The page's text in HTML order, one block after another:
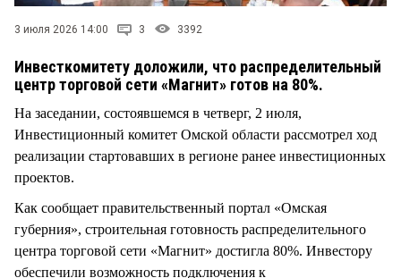
3 июля 2026 14:00 3 3392
Инвесткомитету доложили, что распределительный
центр торговой сети «Магнит» готов на 80%.
На заседании, состоявшемся в четверг, 2 июля,
Инвестиционный комитет Омской области рассмотрел ход
реализации стартовавших в регионе ранее инвестиционных
проектов.
Как сообщает правительственный портал «Омская
губерния», строительная готовность распределительного
центра торговой сети «Магнит» достигла 80%. Инвестору
обеспечили возможность подключения к